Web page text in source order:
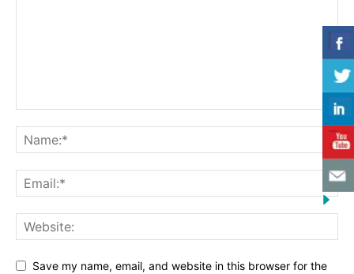
Save my name, email, and website in this browser for the